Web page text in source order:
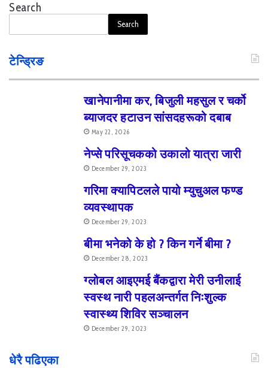
Search
Search
टेन्ड्रिङ
खानेपानीमा कर, बिजुली महसुल र चर्को
ब्याजदर हटाउन सांसदहरूको दबाब
May 22, 2026
नेप्से परिसूचकको उकालो यात्रा जारी
December 29, 2023
गरिमा क्यापिटलले पायो म्युचुअल फण्ड
व्यवस्थापक
December 29, 2023
बीमा भनेको के हो ? किन गर्ने बीमा ?
December 28, 2023
ग्लोबल आइएमई बैंकद्वारा मेरी उनीलाई
स्वस्थ नारी पहलअन्तर्गत निःशुल्क
स्वास्थ्य शिविर सञ्चालन
December 29, 2023
धेरै पढिएका